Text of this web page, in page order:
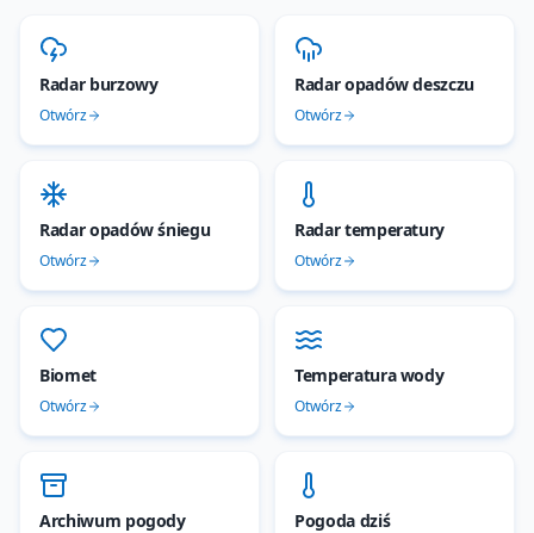
Radar burzowy
Otwórz
Radar opadów deszczu
Otwórz
Radar opadów śniegu
Otwórz
Radar temperatury
Otwórz
Biomet
Otwórz
Temperatura wody
Otwórz
Archiwum pogody Pogoda dziś